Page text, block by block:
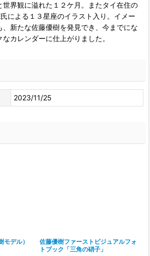
世界観に溢れた１２ケ月。またタイ在住の
による１３星座のイラスト入り。イメー
、新たな佐藤優樹を発見でき、今までにな
カレンダーに仕上がりました。
2023/11/25
デル）
佐藤優樹ファーストビジュアルフォ
トブック「三角の硝子」